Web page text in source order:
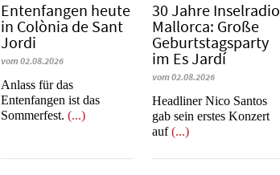
Entenfangen heute
in Colònia de Sant
Jordi
vom 02.08.2026
Anlass für das
Entenfangen ist das
Sommerfest.(...)
30 Jahre Inselradio
Mallorca: Große
Geburtstagsparty
im Es Jardí
vom 02.08.2026
Headliner Nico Santos
gab sein erstes Konzert
auf(...)